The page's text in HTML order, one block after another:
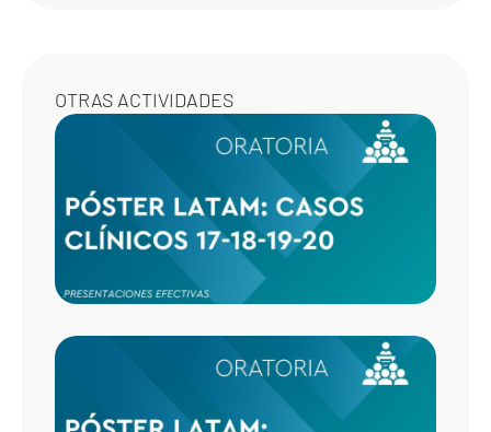
OTRAS ACTIVIDADES